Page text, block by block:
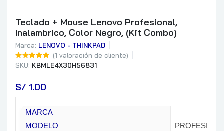
Teclado + Mouse Lenovo Profesional,
Inalambrico, Color Negro, (Kit Combo)
Marca: LENOVO - THINKPAD
(1 valoración de cliente)
SKU: KBMLE4X30H56831
S/ 1.00
MARCA
MODELO